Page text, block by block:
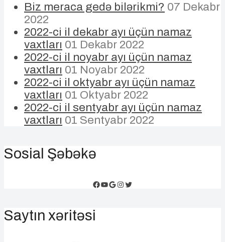
Biz meraca gedə bilərikmi? 07 Dekabr
2022
2022-ci il dekabr ayı üçün namaz
vaxtları 01 Dekabr 2022
2022-ci il noyabr ayı üçün namaz
vaxtları 01 Noyabr 2022
2022-ci il oktyabr ayı üçün namaz
vaxtları 01 Oktyabr 2022
2022-ci il sentyabr ayı üçün namaz
vaxtları 01 Sentyabr 2022
Sosial Şəbəkə
Facebook
YouTube
Google
Instagram
Twitter
Saytın xəritəsi